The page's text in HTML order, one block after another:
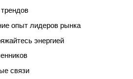
опыт лидеров рынка
энергией
связи